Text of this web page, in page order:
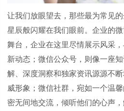
让我们放眼望去，那些最为常见
星辰般闪耀在我们眼前。企业的
舞台，企业在这里尽情展示风采
新动态；微信公众号，则像一座
解、深度洞察和独家资讯源源不
威形象；微信社群，宛如一个温
密无间地交流，倾听他们的心声